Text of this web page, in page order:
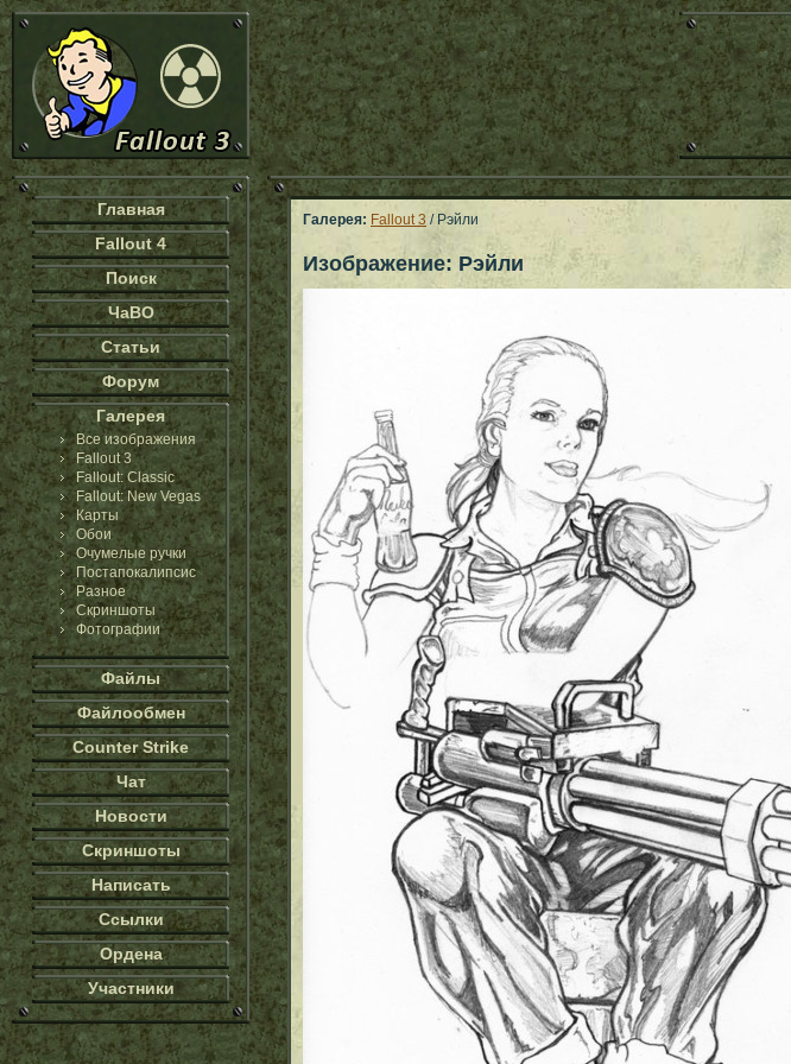
Главная
Fallout 4
Поиск
ЧаВО
Статьи
Форум
Галерея
Все изображения
Fallout 3
Fallout: Classic
Fallout: New Vegas
Карты
Обои
Очумелые ручки
Постапокалипсис
Разное
Скриншоты
Фотографии
Файлы
Файлообмен
Counter Strike
Чат
Новости
Скриншоты
Написать
Ссылки
Ордена
Участники
Галерея: Fallout 3 / Рэйли
Изображение: Рэйли